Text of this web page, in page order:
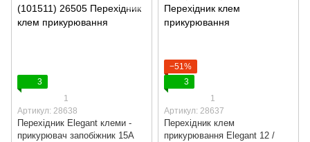
3
1
Артикул: 28638
Перехідник Elegant клеми -
прикурювач запобіжник 15А
−51%
3
1
Артикул: 28637
Перехідник клем
прикурювання Elegant 12 /